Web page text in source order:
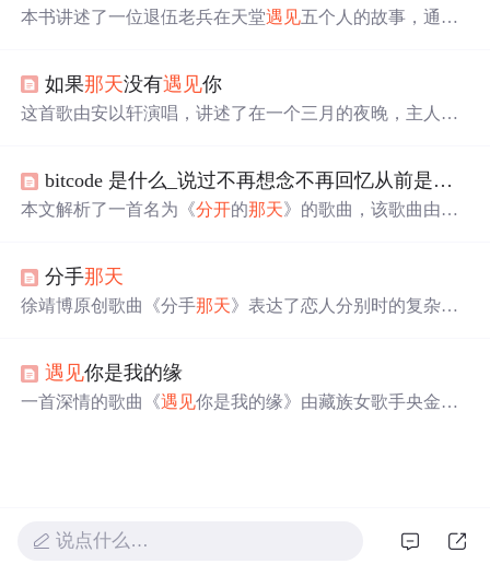
本书讲述了一位退伍老兵在天堂遇见五个人的故事，通过
如果那天没有遇见你
这首歌由安以轩演唱，讲述了在一个三月的夜晚，主人公
情的深切怀念。
bitcode 是什么_说过不再想念不再回忆从前是什么歌
本文解析了一首名为《分开的那天》的歌曲，该歌曲由古
词的问题。
分手那天
徐靖博原创歌曲《分手那天》表达了恋人分别时的复杂情
遇见你是我的缘
一首深情的歌曲《遇见你是我的缘》由藏族女歌手央金兰
说点什么…